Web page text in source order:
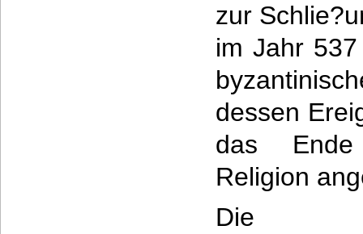
zur
im Jahr
dessen
das Ende
Religion
Die